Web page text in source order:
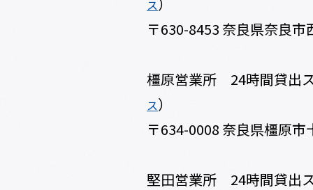
ス
〒630-8453 奈良県奈良市
橿原営業所 24時間貸出
ス）
〒634-0008 奈良県橿原市
堅田営業所 24時間貸出